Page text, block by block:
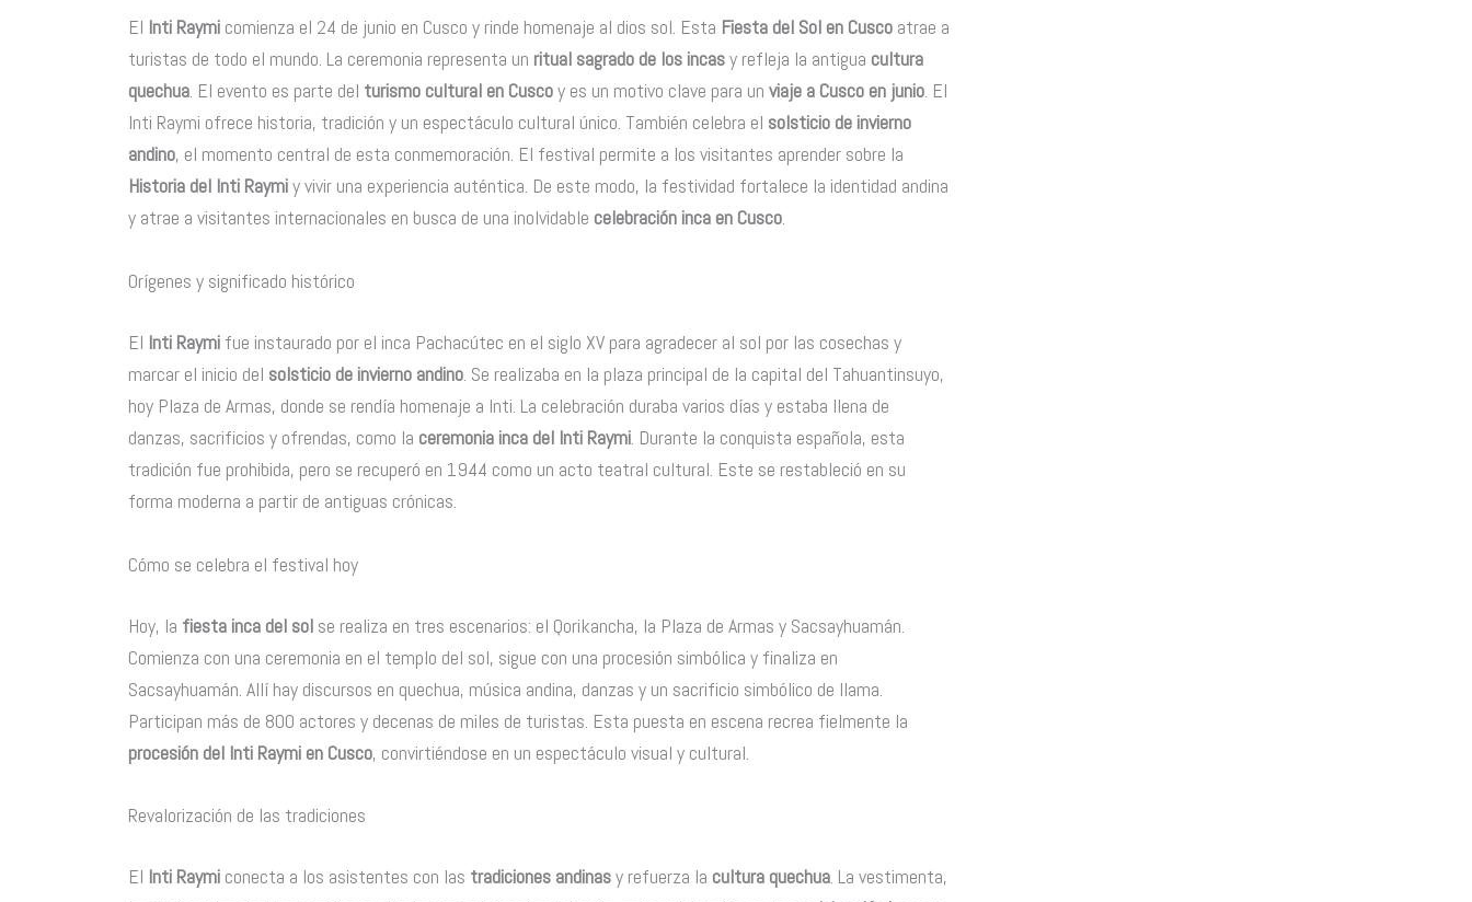
El Inti Raymi comienza el 24 de junio en Cusco y rinde homenaje al dios sol. Esta Fiesta del Sol en Cusco atrae a
turistas de todo el mundo. La ceremonia representa un ritual sagrado de los incasy refleja la antigua cultura
quechua. El evento es parte del turismo cultural en Cuscoy es un motivo clave para un viaje a Cusco en junio. El
Inti Raymi ofrece historia, tradición y un espectáculo cultural único. También celebra el solsticio de invierno
andino, el momento central de esta conmemoración. El festival permite a los visitantes aprender sobre la
Historia del Inti Raymiy vivir una experiencia auténtica. De este modo, la festividad fortalece la identidad andina
y atrae a visitantes internacionales en busca de una inolvidable celebración inca en Cusco.
Orígenes y significado histórico
El Inti Raymi fue instaurado por el inca Pachacútec en el siglo XV para agradecer al sol por las cosechas y
marcar el inicio del solsticio de invierno andino. Se realizaba en la plaza principal de la capital del Tahuantinsuyo,
hoy Plaza de Armas, donde se rendía homenaje a Inti. La celebración duraba varios días y estaba llena de
danzas, sacrificios y ofrendas, como la ceremonia inca del Inti Raymi. Durante la conquista española, esta
tradición fue prohibida, pero se recuperó en 1944 como un acto teatral cultural. Este se restableció en su
forma moderna a partir de antiguas crónicas.
Cómo se celebra el festival hoy
Hoy, la fiesta inca del sol se realiza en tres escenarios: el Qorikancha, la Plaza de Armas y Sacsayhuamán.
Comienza con una ceremonia en el templo del sol, sigue con una procesión simbólica y finaliza en
Sacsayhuamán. Allí hay discursos en quechua, música andina, danzas y un sacrificio simbólico de llama.
Participan más de 800 actores y decenas de miles de turistas. Esta puesta en escena recrea fielmente la
procesión del Inti Raymi en Cusco, convirtiéndose en un espectáculo visual y cultural.
Revalorización de las tradiciones
El Inti Raymi conecta a los asistentes con las tradiciones andinasy refuerza la cultura quechua. La vestimenta,